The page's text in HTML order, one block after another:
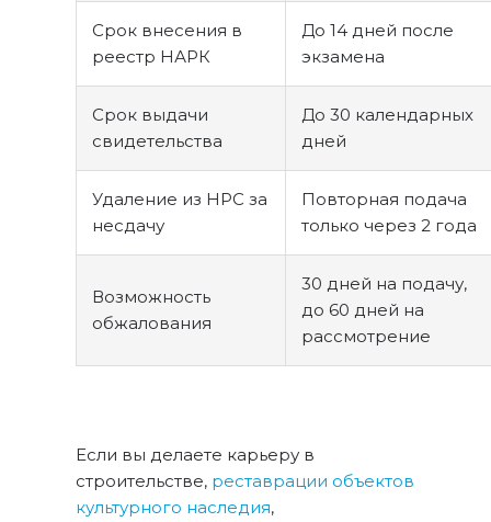
Срок внесения в
реестр НАРК
До 14 дней после
экзамена
Срок выдачи
свидетельства
До 30 календарных
дней
Удаление из НРС за
несдачу
Повторная подача
только через 2 года
Возможность
обжалования
30 дней на подачу,
до 60 дней на
рассмотрение
Если вы делаете карьеру в
строительстве, реставрации объектов
культурного наследия,